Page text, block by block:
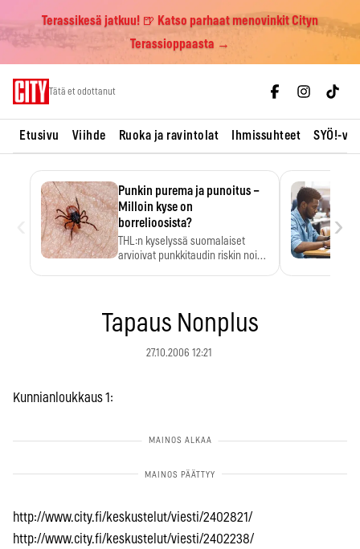
Terassikesä jatkuu! 🍺 Katso parhaat menovinkit Cityn
Terassioppaasta →
Tätä et odottanut
Etusivu Viihde Ruoka ja ravintolat Ihmissuhteet SYÖ!-
Punkin purema ja punoitus –
Milloin kyse on
borrelioosista?
THL:n kyselyssä suomalaiset
arvioivat punkkitaudin riskin noin
›
Tapaus Nonplus
27.10.2006 12:21
Kunnianloukkaus 1:
http://www.city.fi/keskustelut/viesti/2402821/
http://www.city.fi/keskustelut/viesti/2402238/